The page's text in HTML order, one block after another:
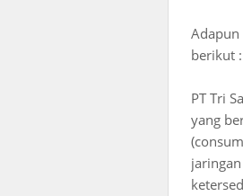
berikut :
PT Tri
yang